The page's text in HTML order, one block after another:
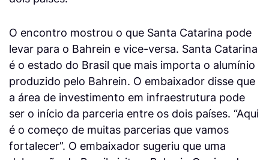
O encontro mostrou o que Santa Catarina pode
levar para o Bahrein e vice-versa. Santa Catarina
é o estado do Brasil que mais importa o alumínio
produzido pelo Bahrein. O embaixador disse que
a área de investimento em infraestrutura pode
ser o início da parceria entre os dois países. “Aqui
é o começo de muitas parcerias que vamos
fortalecer”. O embaixador sugeriu que uma